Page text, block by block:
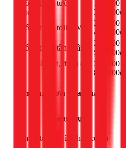
Chống thấm tường
ngoài
150.000 -
300.000đ
Chống thấm toilet, WC
200.000 -
400.000đ
Chống thấm tầng hầm
250.000 -
500.000đ
Xử lý vết nứt, thấm cục
300.000 -
800.000đ
Sơn nhà, sơn sửa nhà
Hạng mục
Sơn lại tường cũ (nhân công)